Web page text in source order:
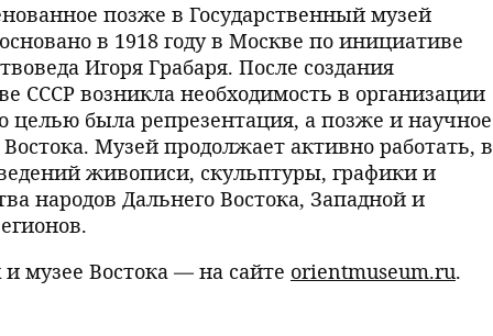
позже в Государственный музей
в 1918 году в Москве по инициативе
Игоря Грабаря. После создания
СССР возникла необходимость в организации
целью была репрезентация, а позже и научное
Музей продолжает активно работать, в
живописи, скульптуры, графики и
народов Дальнего Востока, Западной и
музее Востока — на сайте orientmuseum.ru.